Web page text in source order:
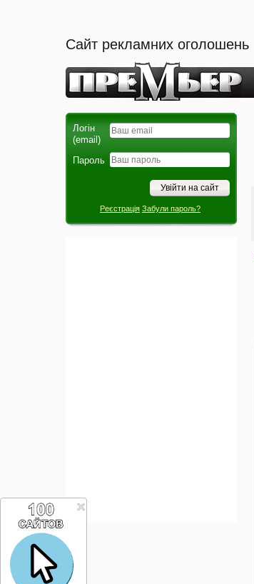
Сайт рекламних оголошень
Логін
(email)
Пароль
Реєстрація Забули пароль?